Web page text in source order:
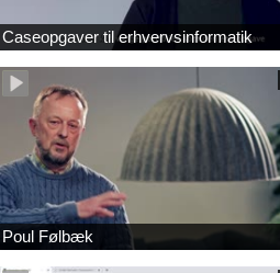
Caseopgaver til erhvervsinformatik
Poul Følbæk